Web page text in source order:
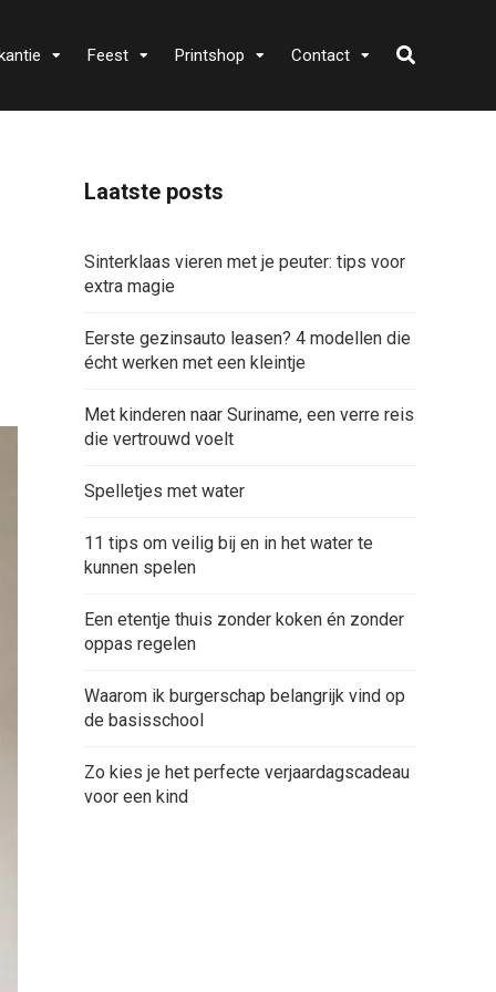
Feest Printshop Contact
Laatste posts
Sinterklaas vieren met je peuter: tips voor
extra magie
Eerste gezinsauto leasen? 4 modellen die
écht werken met een kleintje
Met kinderen naar Suriname, een verre reis
die vertrouwd voelt
Spelletjes met water
11 tips om veilig bij en in het water te
kunnen spelen
Een etentje thuis zonder koken én zonder
oppas regelen
Waarom ik burgerschap belangrijk vind op
de basisschool
Zo kies je het perfecte verjaardagscadeau
voor een kind